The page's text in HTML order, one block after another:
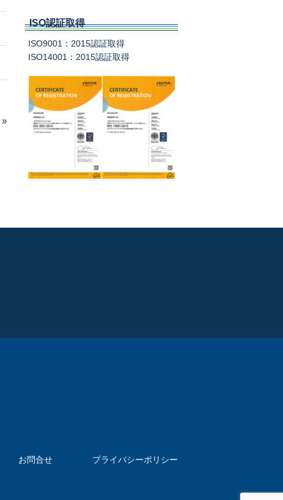
»
ISO認証取得
ISO9001：2015認証取得
ISO14001：2015認証取得
お問合せ プライバシーポリシー